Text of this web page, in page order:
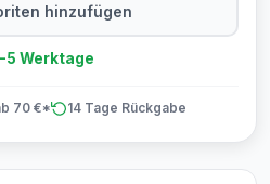
hinzufügen
Werktage
70 €* 14 Tage Rückgabe